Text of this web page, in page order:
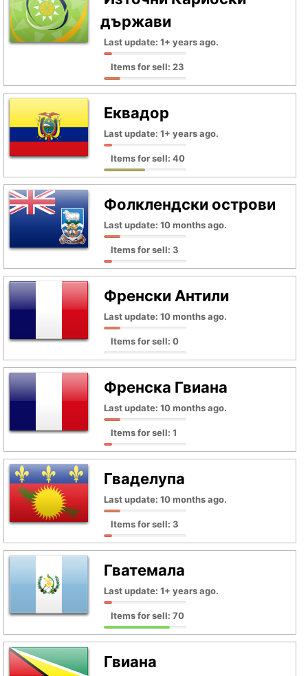
държави
Last update: 1+ years ago.
Items for sell: 23
Еквадор
Last update: 1+ years ago.
Items for sell: 40
Фолклендски острови
Last update: 10 months ago.
Items for sell: 3
Френски Антили
Last update: 10 months ago.
Items for sell: 0
Френска Гвиана
Last update: 10 months ago.
Items for sell: 1
Гваделупа
Last update: 10 months ago.
Items for sell: 3
Гватемала
Last update: 1+ years ago.
Items for sell: 70
Гвиана